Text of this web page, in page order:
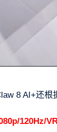
8 AI+还根
120Hz/